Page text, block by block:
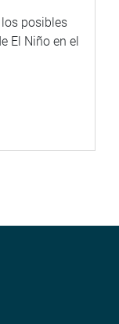
posibles
El Niño en el